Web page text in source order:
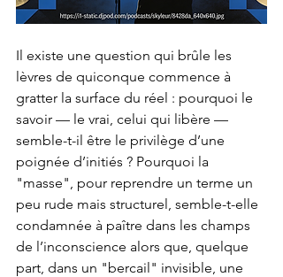
Il existe une question qui brûle les
lèvres de quiconque commence à
gratter la surface du réel : pourquoi le
savoir — le vrai, celui qui libère —
semble-t-il être le privilège d’une
poignée d’initiés ? Pourquoi la
"masse", pour reprendre un terme un
peu rude mais structurel, semble-t-elle
condamnée à paître dans les champs
de l’inconscience alors que, quelque
part, dans un "bercail" invisible, une